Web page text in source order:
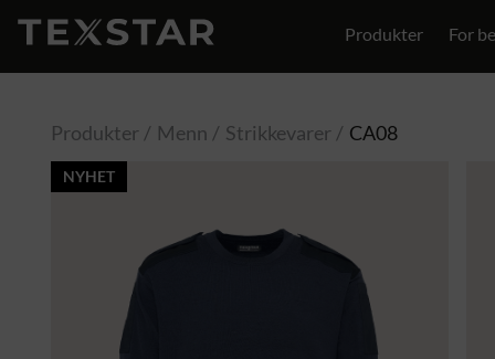
Produkter For
Produkter Menn Strikkevarer CA08
NYHET